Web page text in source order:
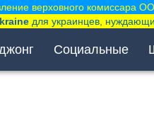
Социальные
верховного комиссара
для украинцев,